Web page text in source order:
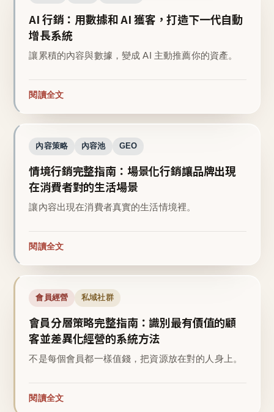
AI 行銷：用數據和 AI 獲客，打造下一代自動
增長系統
讓累積的內容與數據，變成 AI 主動推薦你的資產。
閱讀全文
內容策略 內容池 GEO
情境行銷完整指南：場景化行銷讓品牌出現
在消費者對的生活場景
讓內容出現在消費者真實的生活情境裡。
閱讀全文
會員經營 私域社群
會員分層策略完整指南：識別最有價值的顧
客並差異化經營的系統方法
不是每個會員都一樣值錢，把資源放在對的人身上。
閱讀全文